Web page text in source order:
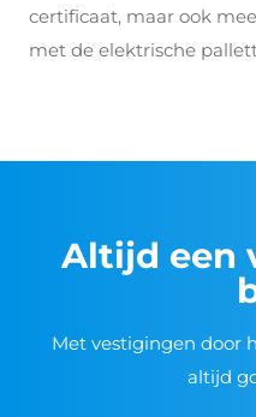
certificaat, maar ook
met de elektrische
Altijd een
Met vestigingen door
altijd